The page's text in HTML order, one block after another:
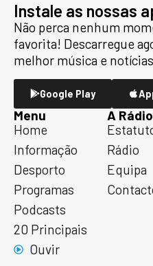
Instale as nossas
Não perca nenhum
favorita! Descarregue
melhor música e
Google Play
Menu
Home
Informação
Desporto
Programas
Podcasts
20 Principais
Ouvir
A Rádio
Rádio
Equipa